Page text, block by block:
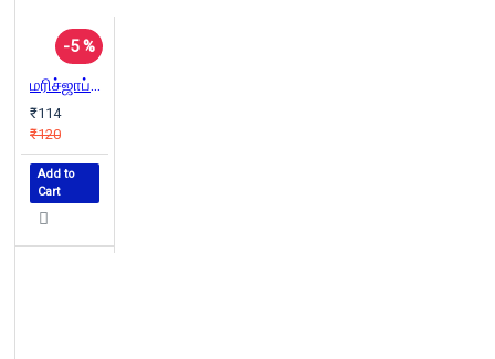
-5 %
மரிச்ஜாப்பி: சி.பி.எம். அரசின் தலித் இனப் படுகொலைகள்
₹114
₹120
Add to
Cart